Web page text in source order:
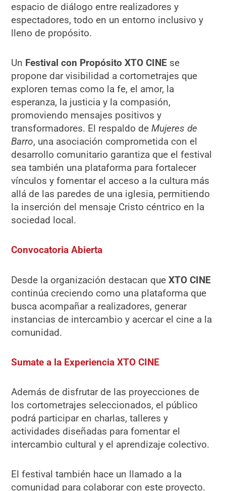
espacio de diálogo entre realizadores y
espectadores, todo en un entorno inclusivo y
lleno de propósito.
Un Festival con Propósito XTO CINE se
propone dar visibilidad a cortometrajes que
exploren temas como la fe, el amor, la
esperanza, la justicia y la compasión,
promoviendo mensajes positivos y
transformadores. El respaldo deMujeres de
Barro, una asociación comprometida con el
desarrollo comunitario garantiza que el festival
sea también una plataforma para fortalecer
vínculos y fomentar el acceso a la cultura más
allá de las paredes de una iglesia, permitiendo
la inserción del mensaje Cristo céntrico en la
sociedad local.
Convocatoria Abierta
Desde la organización destacan queXTO CINE
continúa creciendo como una plataforma que
busca acompañar a realizadores, generar
instancias de intercambio y acercar el cine a la
comunidad.
Sumate a la Experiencia XTO CINE
Además de disfrutar de las proyecciones de
los cortometrajes seleccionados, el público
podrá participar en charlas, talleres y
actividades diseñadas para fomentar el
intercambio cultural y el aprendizaje colectivo.
El festival también hace un llamado a la
comunidad para colaborar con este proyecto.